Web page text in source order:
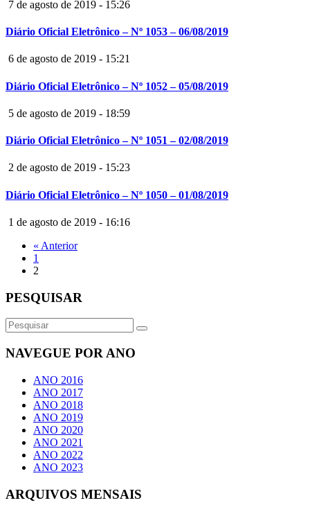
7 de agosto de 2019 - 15:26
Diário Oficial Eletrônico – Nº 1053 – 06/08/2019
6 de agosto de 2019 - 15:21
Diário Oficial Eletrônico – Nº 1052 – 05/08/2019
5 de agosto de 2019 - 18:59
Diário Oficial Eletrônico – Nº 1051 – 02/08/2019
2 de agosto de 2019 - 15:23
Diário Oficial Eletrônico – Nº 1050 – 01/08/2019
1 de agosto de 2019 - 16:16
« Anterior
1
2
PESQUISAR
NAVEGUE POR ANO
ANO 2016
ANO 2017
ANO 2018
ANO 2019
ANO 2020
ANO 2021
ANO 2022
ANO 2023
ARQUIVOS MENSAIS